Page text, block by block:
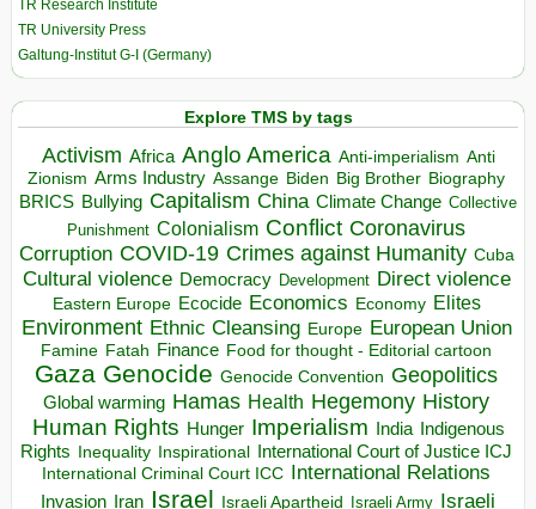
TR Research Institute
TR University Press
Galtung-Institut G-I (Germany)
Explore TMS by tags
Activism Africa Anglo America Anti-imperialism Anti
Zionism Arms Industry Assange Biden Big Brother Biography
BRICS Bullying Capitalism China Climate Change Collective
Punishment Colonialism Conflict Coronavirus
Corruption COVID-19 Crimes against Humanity Cuba
Cultural violence Democracy Development Direct violence
Eastern Europe Ecocide Economics Economy Elites
Environment Ethnic Cleansing Europe European Union
Famine Fatah Finance Food for thought - Editorial cartoon
Gaza Genocide Genocide Convention Geopolitics
Global warming Hamas Health Hegemony History
Human Rights Hunger Imperialism India Indigenous
Rights Inequality Inspirational
International Court of Justice ICJ
International Criminal Court ICC International Relations
Invasion Iran Israel Israeli Apartheid Israeli Army Israeli